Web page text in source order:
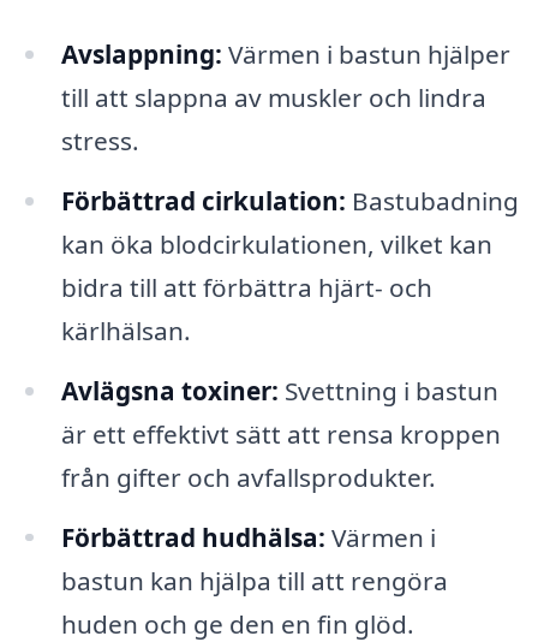
Avslappning: Värmen i bastun hjälper
till att slappna av muskler och lindra
stress.
Förbättrad cirkulation: Bastubadning
kan öka blodcirkulationen, vilket kan
bidra till att förbättra hjärt- och
kärlhälsan.
Avlägsna toxiner: Svettning i bastun
är ett effektivt sätt att rensa kroppen
från gifter och avfallsprodukter.
Förbättrad hudhälsa: Värmen i
bastun kan hjälpa till att rengöra
huden och ge den en fin glöd.